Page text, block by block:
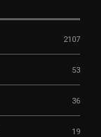
2107
53
36
19